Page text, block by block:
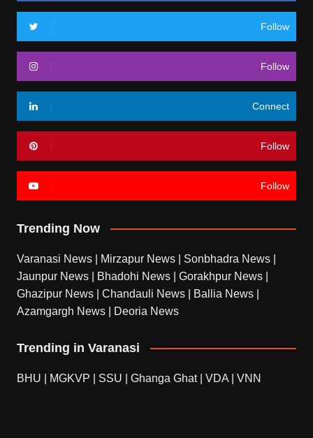
Follow
Follow
Connect
Follow
Follow
Trending Now
Varanasi News Mirzapur News Sonbhadra News
Jaunpur News
Bhadohi News Gorakhpur News
Ghazipur News
Chandauli News Ballia News
Azamgargh News
Deoria News
Trending in Varanasi
BHU MGKVP SSU Ghanga Ghat| VDA VNN